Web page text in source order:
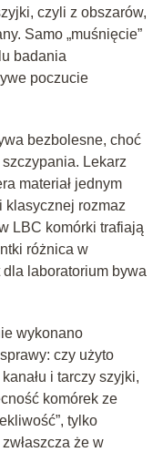
czyli z obszarów,
Samo „muśnięcie”
badania
poczucie
bezbolesne, choć
Lekarz
materiał jednym
klasycznej rozmaz
LBC komórki trafiają
różnica w
laboratorium bywa
wykonano
czy użyto
i tarczy szyjki,
komórek ze
tylko
że w